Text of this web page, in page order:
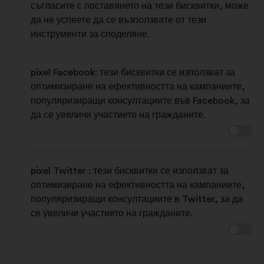
съгласите с поставянето на тези бисквитки, може
да не успеете да се възползвате от тези
инструменти за споделяне.
pixel Facebook: тези бисквитки се използват за
оптимизиране на ефективността на кампаниите,
популяризиращи консултациите във Facebook, за
да се увеличи участието на гражданите.
pixel Twitter : тези бисквитки се използват за
оптимизиране на ефективността на кампаниите,
популяризиращи консултациите в Twitter, за да
се увеличи участието на гражданите.